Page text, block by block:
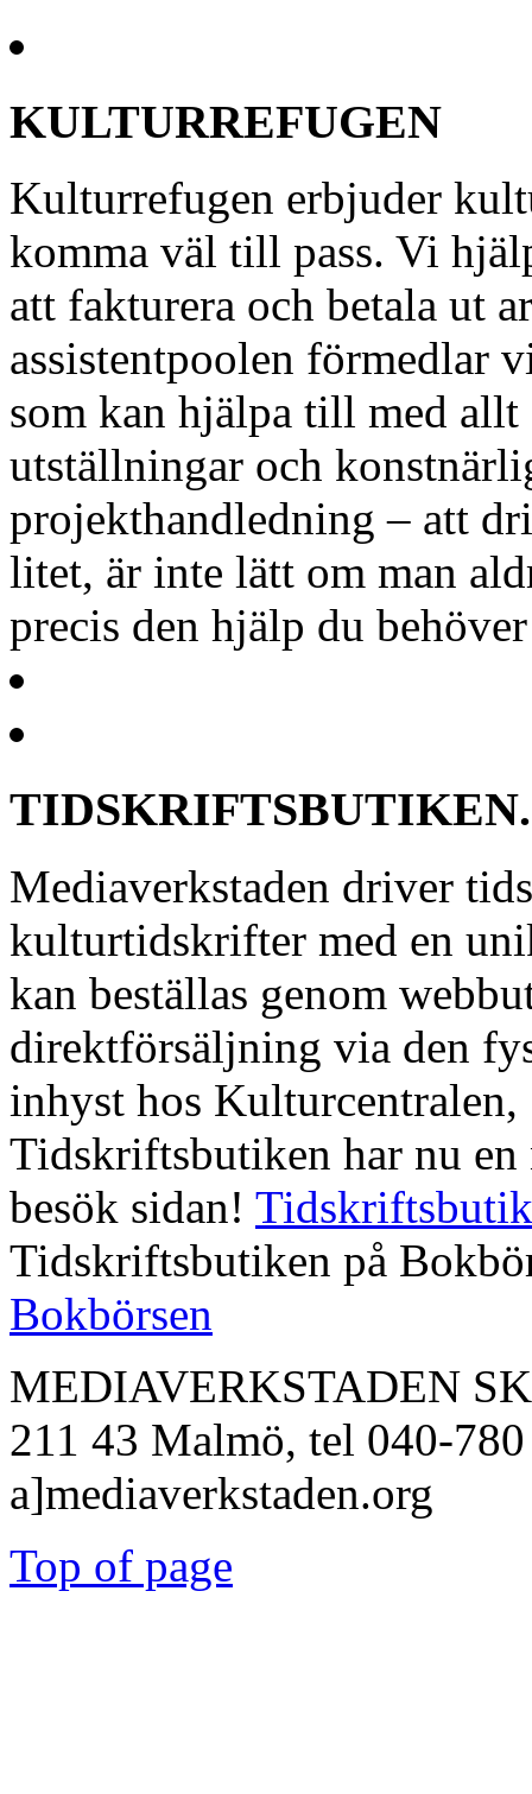
KULTURREFUGEN
Kulturrefugen erbjuder
komma väl till pass. Vi
att fakturera och betala ut
assistentpoolen förmedlar
som kan hjälpa till med allt
utställningar och
projekthandledning – att
litet, är inte lätt om man
precis den hjälp du
Mediaverkstaden driver
kulturtidskrifter med en
kan beställas genom
direktförsäljning via den
inhyst hos Kulturcentralen,
Tidskriftsbutiken har nu
besök sidan!
Tidskriftsbutiken på
Bokbörsen
MEDIAVERKSTADEN
211 43 Malmö, tel 040-
a]mediaverkstaden.org
Top of page